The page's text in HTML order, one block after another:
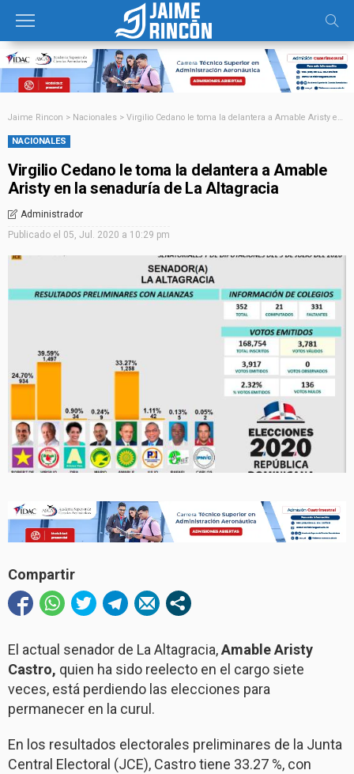
Jaime Rincon > Nacionales > Virgilio Cedano le toma la delantera a Amable Aristy en la senaduría de La Altagracia
NACIONALES
Virgilio Cedano le toma la delantera a Amable
Aristy en la senaduría de La Altagracia
Administrador
Publicado el 05, Jul. 2020 a 10:29 pm
Compartir
El actual senador de La Altagracia,Amable Aristy
Castro, quien ha sido reelecto en el cargo siete
veces, está perdiendo las elecciones para
permanecer en la curul.
En los resultados electorales preliminares de la Junta
Central Electoral (JCE), Castro tiene 33.27 %, con